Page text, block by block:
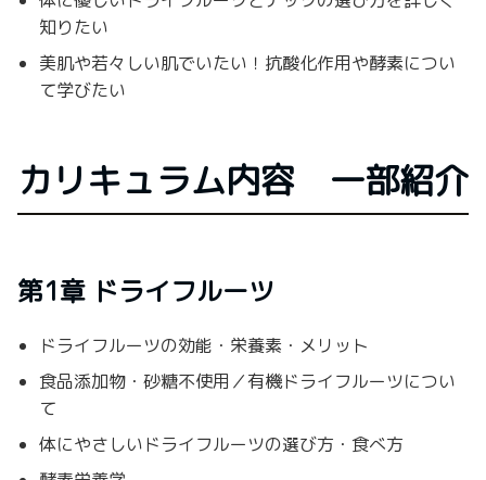
知りたい
美肌や若々しい肌でいたい！抗酸化作用や酵素につい
て学びたい
カリキュラム内容 一部紹介
第1章 ドライフルーツ
ドライフルーツの効能・栄養素・メリット
食品添加物・砂糖不使用／有機ドライフルーツについ
て
体にやさしいドライフルーツの選び方・食べ方